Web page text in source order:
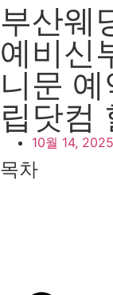
부산웨
예비신
니문
립닷컴
10월 14, 2025
목차